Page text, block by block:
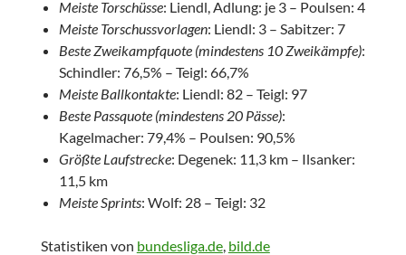
Meiste Torschüsse: Liendl, Adlung: je 3 – Poulsen: 4
Meiste Torschussvorlagen: Liendl: 3 – Sabitzer: 7
Beste Zweikampfquote (mindestens 10 Zweikämpfe):
Schindler: 76,5% – Teigl: 66,7%
Meiste Ballkontakte: Liendl: 82 – Teigl: 97
Beste Passquote (mindestens 20 Pässe):
Kagelmacher: 79,4% – Poulsen: 90,5%
Größte Laufstrecke: Degenek: 11,3 km – Ilsanker:
11,5 km
Meiste Sprints: Wolf: 28 – Teigl: 32
Statistiken von bundesliga.de, bild.de